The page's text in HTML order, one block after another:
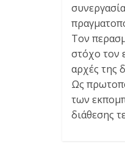
Τον
στόχο τον
αρχές της
Ως
των
διάθεσης